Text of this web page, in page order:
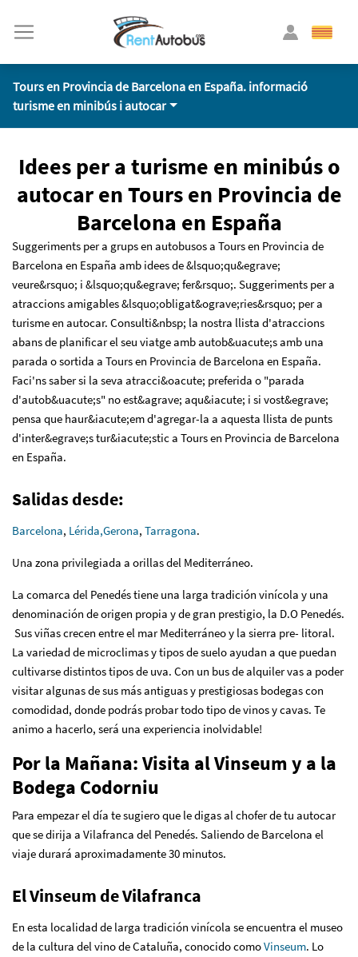
Tours en Provincia de Barcelona en España. informació
turisme en minibús i autocar
Idees per a turisme en minibús o
autocar en Tours en Provincia de
Barcelona en España
Suggeriments per a grups en autobusos a Tours en Provincia de
Barcelona en España amb idees de &lsquo;qu&egrave;
veure&rsquo; i &lsquo;qu&egrave; fer&rsquo;. Suggeriments per a
atraccions amigables &lsquo;obligat&ograve;ries&rsquo; per a
turisme en autocar. Consulti&nbsp; la nostra llista d'atraccions
abans de planificar el seu viatge amb autob&uacute;s amb una
parada o sortida a Tours en Provincia de Barcelona en España.
Faci'ns saber si la seva atracci&oacute; preferida o "parada
d'autob&uacute;s" no est&agrave; aqu&iacute; i si vost&egrave;
pensa que haur&iacute;em d'agregar-la a aquesta llista de punts
d'inter&egrave;s tur&iacute;stic a Tours en Provincia de Barcelona
en España.
Salidas desde:
Barcelona, Lérida,Gerona, Tarragona.
Una zona privilegiada a orillas del Mediterráneo.
La comarca del Penedés tiene una larga tradición vinícola y una
denominación de origen propia y de gran prestigio, la D.O Penedés.
Sus viñas crecen entre el mar Mediterráneo y la sierra pre- litoral.
La variedad de microclimas y tipos de suelo ayudan a que puedan
cultivarse distintos tipos de uva. Con un bus de alquiler vas a poder
visitar algunas de sus más antiguas y prestigiosas bodegas con
comodidad, donde podrás probar todo tipo de vinos y cavas. Te
animo a hacerlo, será una experiencia inolvidable!
Por la Mañana: Visita al Vinseum y a la
Bodega Codorniu
Para empezar el día te sugiero que le digas al chofer de tu autocar
que se dirija a Vilafranca del Penedés. Saliendo de Barcelona el
viaje durará aproximadamente 30 minutos.
El Vinseum de Vilafranca
En esta localidad de larga tradición vinícola se encuentra el museo
de la cultura del vino de Cataluña, conocido comoVinseum. Lo